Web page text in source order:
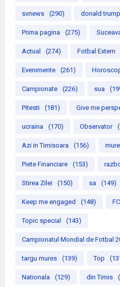
svnews (290) donald trump
Prima pagina (275)
Actual (274) Fotbal Extern
Evenimente (261)
Campionate (226) sua
Pitesti (181) Give me
ucraina (170) Observator
Azi in Timisoara (156)
Piete Financiare (153)
Stirea Zilei (150) sa (149)
Keep me engaged (148)
Topic special (143)
Campionatul Mondial de Fotbal
targu mures (139) Top
Nationala (129) din Timis